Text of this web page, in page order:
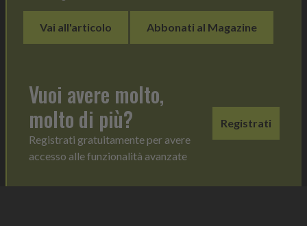
Vai all'articolo Abbonati al Magazine
Vuoi avere molto,
molto di più?
Registrati gratuitamente per avere
accesso alle funzionalità avanzate
Registrati